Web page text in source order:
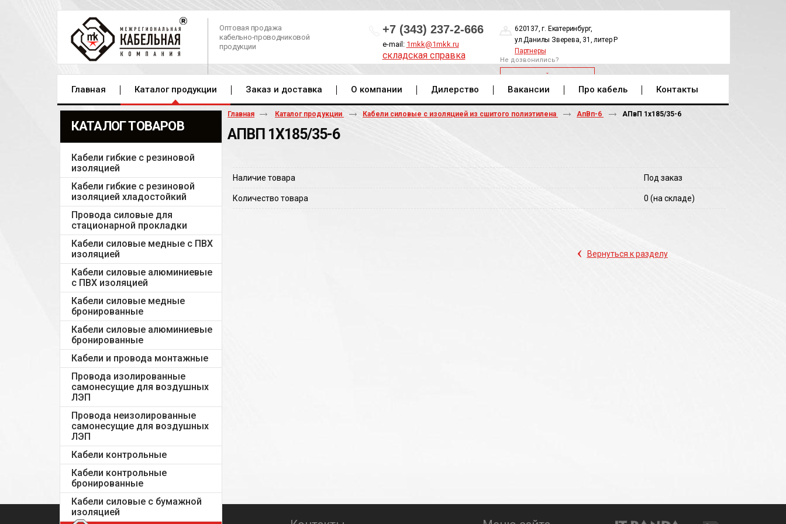
Оптовая продажа
кабельно-проводниковой
продукции
+7 (343) 237-2-666
e-mail: 1mkk@1mkk.ru
складская справка
620137, г. Екатеринбург,
ул.Данилы Зверева, 31, литер Р
Партнеры
Не дозвонились?
ОБРАТНЫЙ ЗВОНОК
Главная Каталог продукции Заказ и доставка О компании Дилерство Вакансии Про кабель Контакты
КАТАЛОГ ТОВАРОВ
Кабели гибкие с резиновой
изоляцией
Кабели гибкие с резиновой
изоляцией хладостойкий
Провода силовые для
стационарной прокладки
Кабели силовые медные с ПВХ
изоляцией
Кабели силовые алюминиевые
с ПВХ изоляцией
Кабели силовые медные
бронированные
Кабели силовые алюминиевые
бронированные
Кабели и провода монтажные
Провода изолированные
самонесущие для воздушных
ЛЭП
Провода неизолированные
самонесущие для воздушных
ЛЭП
Кабели контрольные
Кабели контрольные
бронированные
Кабели силовые с бумажной
изоляцией
Главная Каталог продукции Кабели силовые с изоляцией из сшитого полиэтилена АпВп-6 АПвП 1х185/35-6
АПВП 1Х185/35-6
Наличие товара Под заказ
Количество товара 0 (на складе)
‹ Вернуться к разделу